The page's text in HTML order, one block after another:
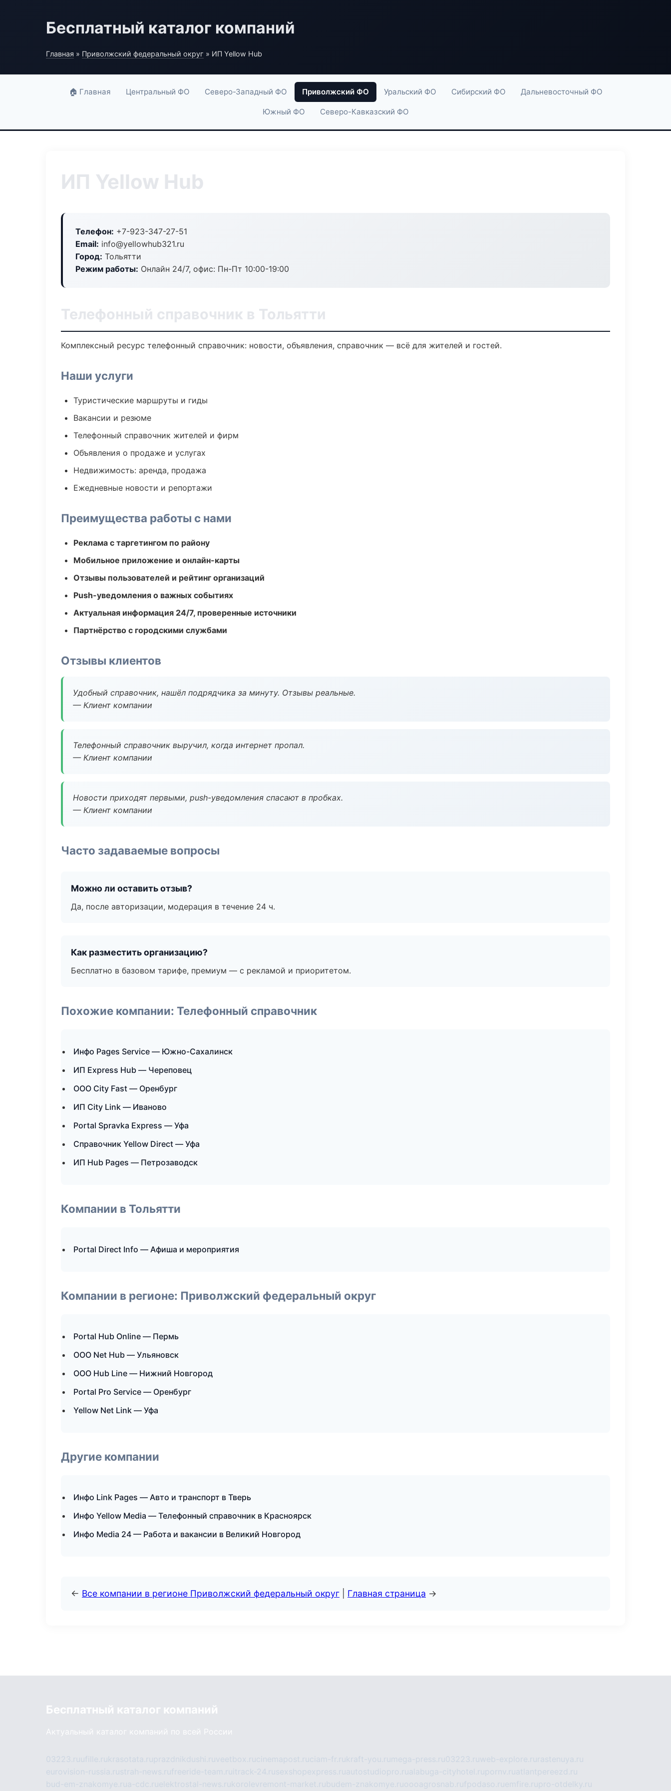
Бесплатный каталог компаний
Главная » Приволжский федеральный округ » ИП Yellow Hub
🏠 Главная Центральный ФО Северо-Западный ФО Приволжский ФО Уральский ФО Сибирский ФО Дальневосточный ФО
Южный ФО Северо-Кавказский ФО
ИП Yellow Hub
Телефон: +7-923-347-27-51
Email: info@yellowhub321.ru
Город: Тольятти
Режим работы: Онлайн 24/7, офис: Пн-Пт 10:00-19:00
Телефонный справочник в Тольятти
Комплексный ресурс телефонный справочник: новости, объявления, справочник — всё для жителей и гостей.
Наши услуги
Туристические маршруты и гиды
Вакансии и резюме
Телефонный справочник жителей и фирм
Объявления о продаже и услугах
Недвижимость: аренда, продажа
Ежедневные новости и репортажи
Преимущества работы с нами
Реклама с таргетингом по району
Мобильное приложение и онлайн-карты
Отзывы пользователей и рейтинг организаций
Push-уведомления о важных событиях
Актуальная информация 24/7, проверенные источники
Партнёрство с городскими службами
Отзывы клиентов
Удобный справочник, нашёл подрядчика за минуту. Отзывы реальные.
— Клиент компании
Телефонный справочник выручил, когда интернет пропал.
— Клиент компании
Новости приходят первыми, push-уведомления спасают в пробках.
— Клиент компании
Часто задаваемые вопросы
Можно ли оставить отзыв?
Да, после авторизации, модерация в течение 24 ч.
Как разместить организацию?
Бесплатно в базовом тарифе, премиум — с рекламой и приоритетом.
Похожие компании: Телефонный справочник
Инфо Pages Service — Южно-Сахалинск
ИП Express Hub — Череповец
ООО City Fast — Оренбург
ИП City Link — Иваново
Portal Spravka Express — Уфа
Справочник Yellow Direct — Уфа
ИП Hub Pages — Петрозаводск
Компании в Тольятти
Portal Direct Info — Афиша и мероприятия
Компании в регионе: Приволжский федеральный округ
Portal Hub Online — Пермь
ООО Net Hub — Ульяновск
ООО Hub Line — Нижний Новгород
Portal Pro Service — Оренбург
Yellow Net Link — Уфа
Другие компании
Инфо Link Pages — Авто и транспорт в Тверь
Инфо Yellow Media — Телефонный справочник в Красноярск
Инфо Media 24 — Работа и вакансии в Великий Новгород
← Все компании в регионе Приволжский федеральный округ Главная страница →
Бесплатный каталог компаний
Актуальный каталог компаний по всей России
03223.ruufille.rukrasotata.ruprazdnikdushi.ruveetbox.rucinemapost.ruciam-fr.rukraft-you.ru mega-press.ru03223.ruweb-explore.ru rastenuya.ru
eurovision-russia.rustrah-news.rufreeride-team.ru itrack-24.rusexshopexpress.ruautostudiopro.rualabuga-cityhotel.rupornv.ruatlantpereezd.ru
bud-em-znakomye.rua-cdc.ruelektrostal-news.rukorolevremont-market.rubudem-znakomye.ruoooagrosnab.rufpodaso.ruemfire.rupro-otdelky.ru